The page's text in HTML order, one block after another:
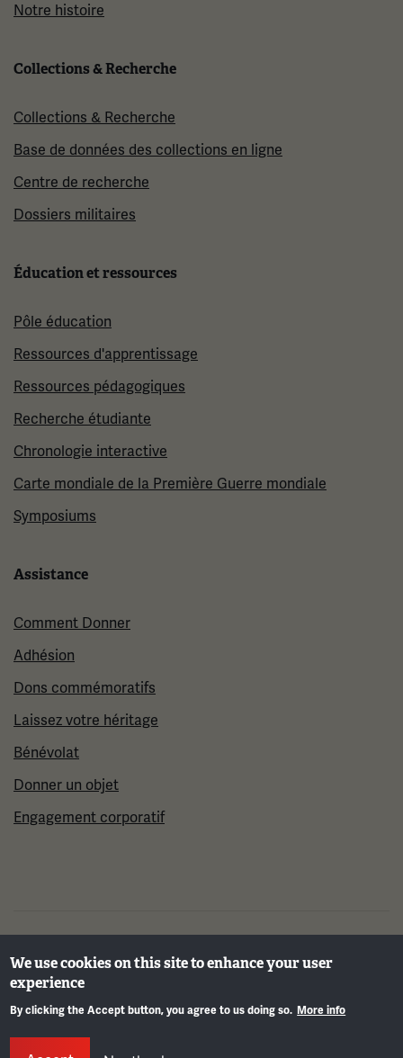
Notre histoire
Collections & Recherche
Collections & Recherche
Base de données des collections en ligne
Centre de recherche
Dossiers militaires
Éducation et ressources
Pôle éducation
Ressources d'apprentissage
Ressources pédagogiques
Recherche étudiante
Chronologie interactive
Carte mondiale de la Première Guerre mondiale
Symposiums
Assistance
Comment Donner
Adhésion
Dons commémoratifs
Laissez votre héritage
Bénévolat
Donner un objet
Engagement corporatif
©2026 Musée et mémorial national de la Première
Guerre mondiale
We use cookies on this site to enhance your user
experience
By clicking the Accept button, you agree to us doing so. More info